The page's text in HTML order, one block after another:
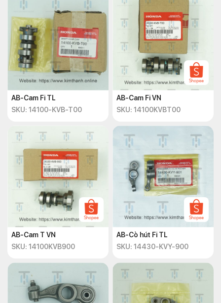
AB-Cam Fi TL
SKU: 14100-KVB-T00
AB-Cam Fi VN
SKU: 14100KVBT00
AB-Cam T VN
SKU: 14100KVB900
AB-Cò hút Fi TL
SKU: 14430-KVY-900